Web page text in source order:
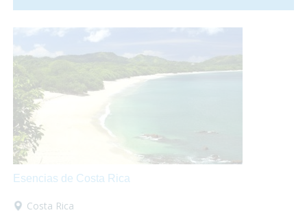
la fauna más espectacular del planeta. No te lo puedes
Esencias de Costa Rica
Costa Rica